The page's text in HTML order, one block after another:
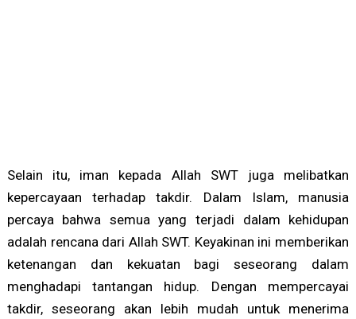
Selain itu, iman kepada Allah SWT juga melibatkan
kepercayaan terhadap takdir. Dalam Islam, manusia
percaya bahwa semua yang terjadi dalam kehidupan
adalah rencana dari Allah SWT. Keyakinan ini memberikan
ketenangan dan kekuatan bagi seseorang dalam
menghadapi tantangan hidup. Dengan mempercayai
takdir, seseorang akan lebih mudah untuk menerima